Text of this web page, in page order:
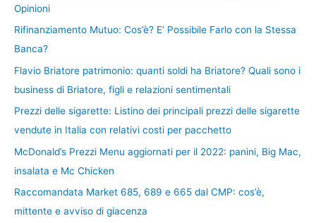
Opinioni
Rifinanziamento Mutuo: Cos’è? E’ Possibile Farlo con la Stessa
Banca?
Flavio Briatore patrimonio: quanti soldi ha Briatore? Quali sono i
business di Briatore, figli e relazioni sentimentali
Prezzi delle sigarette: Listino dei principali prezzi delle sigarette
vendute in Italia con relativi costi per pacchetto
McDonald’s Prezzi Menu aggiornati per il 2022: panini, Big Mac,
insalata e Mc Chicken
Raccomandata Market 685, 689 e 665 dal CMP: cos’è,
mittente e avviso di giacenza